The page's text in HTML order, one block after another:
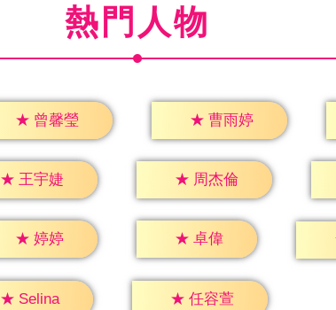
熱門人物
★ 曾馨瑩 ★ 曹雨婷
★ 王宇婕 ★ 周杰倫
★ 婷婷 ★ 卓偉
★ Selina ★ 任容萱